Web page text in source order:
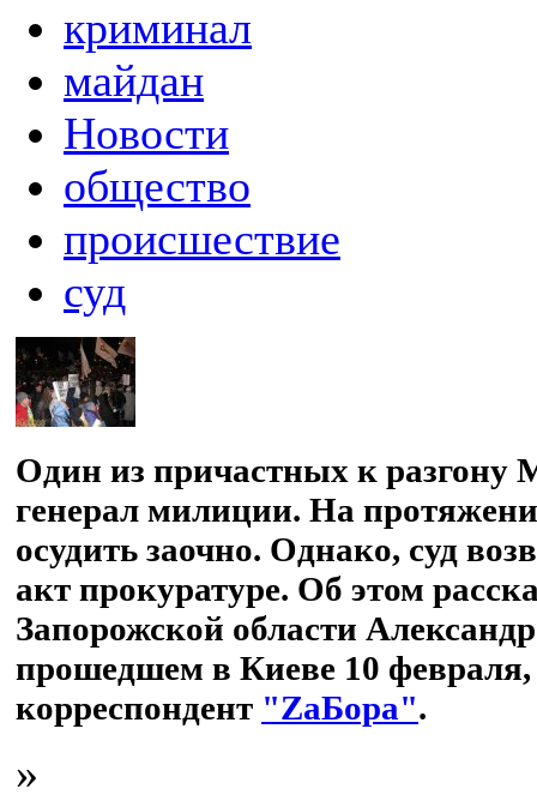
криминал
майдан
Новости
общество
происшествие
суд
Один из причастных к разгону
генерал милиции. На
осудить заочно. Однако, суд
акт прокуратуре. Об этом
Запорожской области
прошедшем в Киеве 10 февраля,
корреспондент "ZаБора".
»